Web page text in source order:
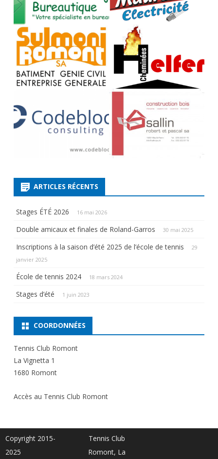
ARTICLES RÉCENTS
Stages ÉTÉ 2026 16 mai 2026
Double amicaux et finales de Roland-Garros 30 mai 2025
Inscriptions à la saison d’été 2025 de l’école de tennis
29
janvier 2025
École de tennis 2024 18 mars 2024
Stages d’été 1 juin 2023
COORDONNÉES
Tennis Club Romont
La Vignetta 1
1680 Romont
Accès au Tennis Club Romont
Copyright 2015-
2025
Tennis Club
Romont, La